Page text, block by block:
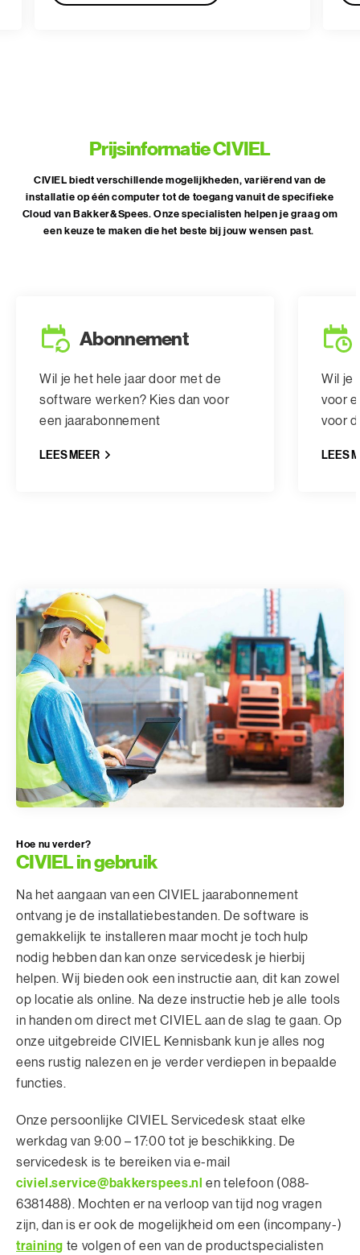
Prijsinformatie CIVIEL
CIVIEL biedt verschillende mogelijkheden, variërend van de
installatie op één computer tot de toegang vanuit de specifieke
Cloud van Bakker&Spees. Onze specialisten helpen je graag om
een keuze te maken die het beste bij jouw wensen past.
Abonnement
Wil je het hele jaar door met de
software werken? Kies dan voor
een jaarabonnement
LEES MEER
Wil je
voor
voor
LEES
Hoe nu verder?
CIVIEL in gebruik
Na het aangaan van een CIVIEL jaarabonnement
ontvang je de installatiebestanden. De software is
gemakkelijk te installeren maar mocht je toch hulp
nodig hebben dan kan onze servicedesk je hierbij
helpen. Wij bieden ook een instructie aan, dit kan zowel
op locatie als online. Na deze instructie heb je alle tools
in handen om direct met CIVIEL aan de slag te gaan. Op
onze uitgebreide CIVIEL Kennisbank kun je alles nog
eens rustig nalezen en je verder verdiepen in bepaalde
functies.
Onze persoonlijke CIVIEL Servicedesk staat elke
werkdag van 9:00 – 17:00 tot je beschikking. De
servicedesk is te bereiken via e-mail
civiel.service@bakkerspees.nl en telefoon (088-
6381488). Mochten er na verloop van tijd nog vragen
zijn, dan is er ook de mogelijkheid om een (incompany-)
training te volgen of een van de productspecialisten